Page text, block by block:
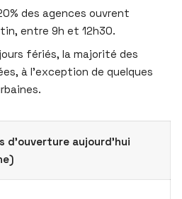
des agences ouvrent
entre 9h et 12h30.
fériés, la majorité des
à l’exception de quelques
d’ouverture aujourd’hui